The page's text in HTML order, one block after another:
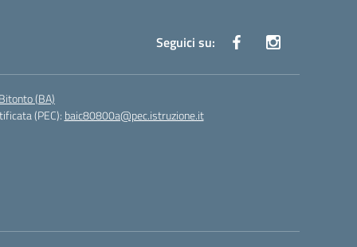
Seguici su:
(BA)
(PEC): baic80800a@pec.istruzione.it